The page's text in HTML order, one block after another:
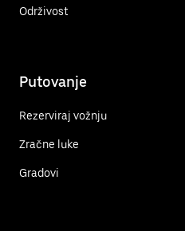
Održivost
Putovanje
Rezerviraj vožnju
Zračne luke
Gradovi